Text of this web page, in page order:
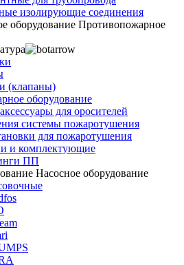
изолирующие соединения
Противопожарное
(клапаны)
оборудование
для оросителей
системы пожаротушения
для пожаротушения
и комплектующие
ПП
Насосное оборудование